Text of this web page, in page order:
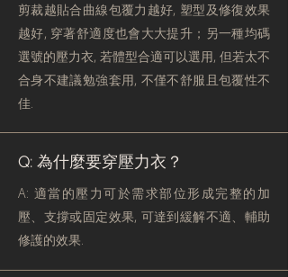
剪裁越貼合曲線包覆力越好, 塑型及修復效果
越好, 穿著舒適度也會大大提升；另一種均碼
選號的壓力衣, 若體型合適可以選用, 但若太不
合身不建議勉強套用, 不僅不舒服且包覆性不
佳.
Q: 為什麼要穿壓力衣？
A: 適當的壓力可於需求部位形成完整的加
壓、支撐或固定效果, 可達到緩解不適、輔助
修護的效果.